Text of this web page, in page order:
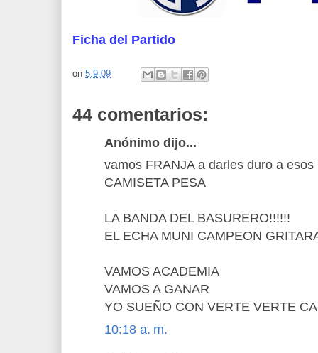
Ficha del Partido
on 5.9.09
44 comentarios:
Anónimo dijo...
vamos FRANJA a darles duro a
CAMISETA PESA
LA BANDA DEL BASURERO!!!!!!
EL ECHA MUNI CAMPEON
VAMOS ACADEMIA
VAMOS A GANAR
YO SUEÑO CON VERTE VERTE
10:18 a. m.